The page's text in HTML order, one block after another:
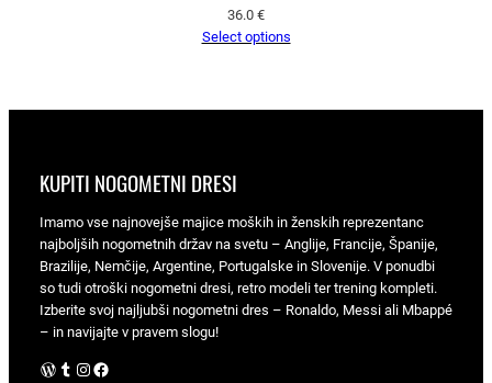
36.0 €
Select options
KUPITI NOGOMETNI DRESI
Imamo vse najnovejše majice moških in ženskih reprezentanc
najboljših nogometnih držav na svetu – Anglije, Francije, Španije,
Brazilije, Nemčije, Argentine, Portugalske in Slovenije. V ponudbi
so tudi otroški nogometni dresi, retro modeli ter trening kompleti.
Izberite svoj najljubši nogometni dres – Ronaldo, Messi ali Mbappé
– in navijajte v pravem slogu!
WordPress Instagram Facebook